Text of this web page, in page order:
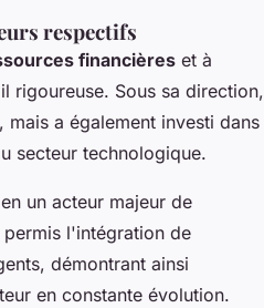
respectifs
financières et à
rigoureuse. Sous sa direction,
a également investi dans
secteur technologique.
un acteur majeur de
l'intégration de
démontrant ainsi
en constante évolution.